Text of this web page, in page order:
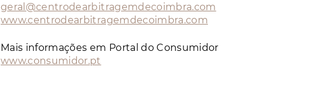
geral@centrodearbitragemdecoimbra.com
www.centrodearbitragemdecoimbra.com
Mais informações em Portal do Consumidor
www.consumidor.pt